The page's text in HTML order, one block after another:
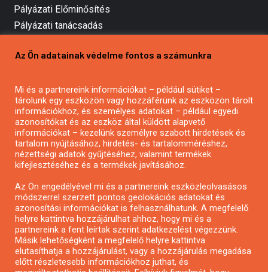
Pályázati Előminősítés
Pályázati tanácsadás
Mezőgazdasági pályázatírás
Pályázatírás civil szervezeteknek
Pályázatírás önkormányzatoknak
Pályázatfigyelés
Specifikus pályázatfigyelés vagy hírlevél
Pályázatok magánszemélyeknek
Pályázatok civil szervezeteknek
Pályázatok vállalkozásoknak
Önkormányzati pályázatok
Az Ön adatainak védelme fontos a számunkra
Mi és a partnereink információkat – például sütiket –
tárolunk egy eszközön vagy hozzáférünk az eszközön tárolt
információkhoz, és személyes adatokat – például egyedi
azonosítókat és az eszköz által küldött alapvető
információkat – kezelünk személyre szabott hirdetések és
tartalom nyújtásához, hirdetés- és tartalomméréshez,
nézettségi adatok gyűjtéséhez, valamint termékek
kifejlesztéséhez és a termékek javításához.
Az Ön engedélyével mi és a partnereink eszközleolvasásos
módszerrel szerzett pontos geolokációs adatokat és
azonosítási információkat is felhasználhatunk. A megfelelő
helyre kattintva hozzájárulhat ahhoz, hogy mi és a
partnereink a fent leírtak szerint adatkezelést végezzünk.
Másik lehetőségként a megfelelő helyre kattintva
elutasíthatja a hozzájárulást, vagy a hozzájárulás megadása
előtt részletesebb információkhoz juthat, és